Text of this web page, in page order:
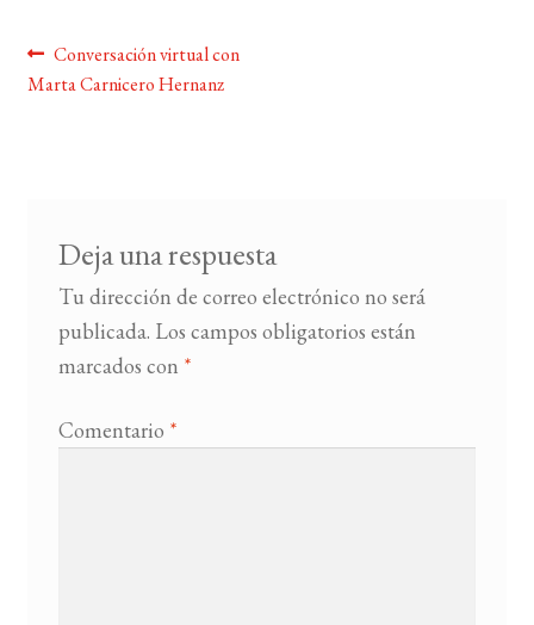
Navegación
de
Anterior:
Conversación virtual con
Marta Carnicero Hernanz
Deja una respuesta
Tu dirección de correo electrónico no será
publicada. Los campos obligatorios están
marcados con *
Comentario *